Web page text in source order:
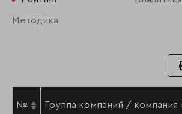
Методика
№ Группа компаний / компания